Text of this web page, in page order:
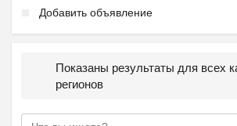
Добавить объявление
Показаны результаты для всех
регионов